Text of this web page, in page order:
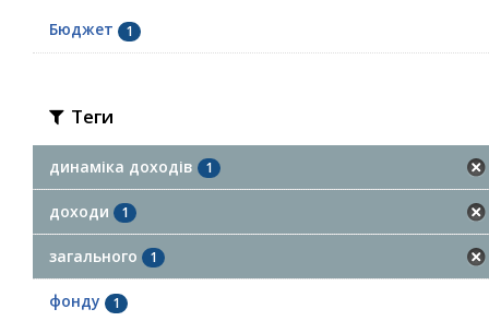
Бюджет 1
Теги
динаміка доходів 1
доходи 1
загального 1
фонду 1